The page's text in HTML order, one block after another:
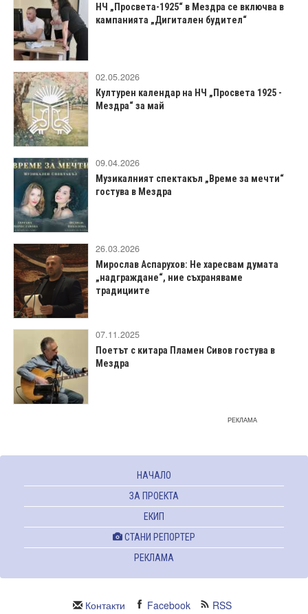
НЧ „Просвета-1925“ в Мездра се включва в
кампанията „Дигитален будител“
02.05.2026
Културен календар на НЧ „Просвета 1925 -
Мездра“ за май
09.04.2026
Музикалният спектакъл „Време за мечти“
гостува в Мездра
26.03.2026
Мирослав Аспарухов: Не харесвам думата
„надграждане“, ние съхраняваме
традициите
07.11.2025
Поетът с китара Пламен Сивов гостува в
Мездра
РЕКЛАМА
НАЧАЛО
ЗА ПРОЕКТА
ЕКИП
СТАНИ РЕПОРТЕР
РЕКЛАМА
Контакти Facebook RSS